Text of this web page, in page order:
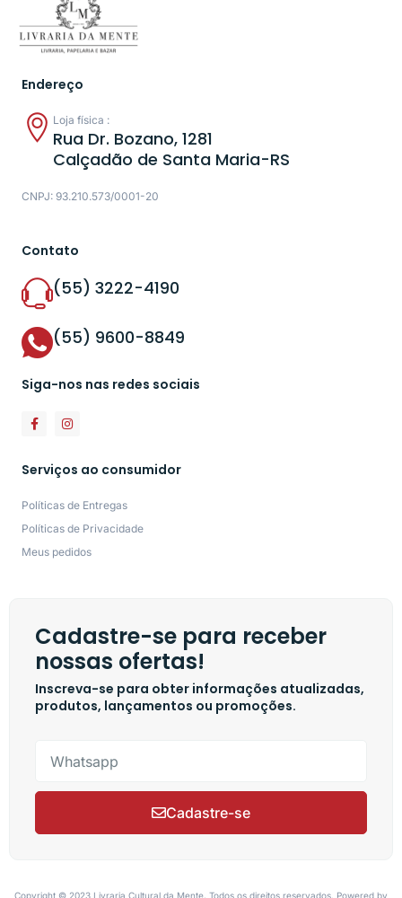
Endereço
Loja física :
Rua Dr. Bozano, 1281
Calçadão de Santa Maria-RS
CNPJ: 93.210.573/0001-20
Contato
(55) 3222-4190
(55) 9600-8849
Siga-nos nas redes sociais
Serviços ao consumidor
Políticas de Entregas
Políticas de Privacidade
Meus pedidos
Cadastre-se para receber
nossas ofertas!
Inscreva-se para obter informações atualizadas,
produtos, lançamentos ou promoções.
Cadastre-se
Copyright © 2023 Livraria Cultural da Mente, Todos os direitos reservados. Powered by